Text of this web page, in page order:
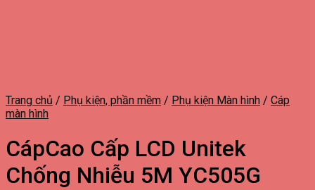
Trang chủ / Phụ kiện, phần mềm / Phụ kiện Màn hình / Cáp
màn hình
CápCao Cấp LCD Unitek
Chống Nhiễu 5M YC505G